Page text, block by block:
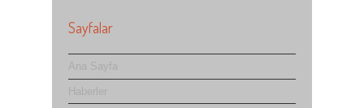
Sayfalar
Ana Sayfa
Haberler